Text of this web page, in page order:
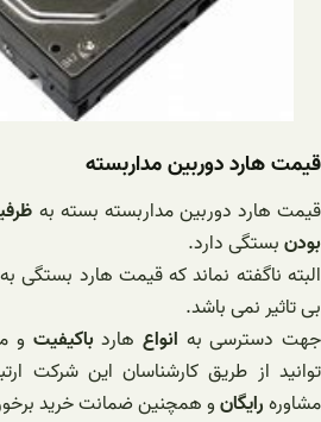
قیمت هارد دوربین مداربسته
قیمت هارد دوربین مداربسته بسته به
بودنبستگی دارد.
البته ناگفته نماند که قیمت هارد بستگی
بی تاثیر نمی باشد.
جهت دسترسی به انواع هاردباکیفیت و
توانید از طریق کارشناسان این شرکت
مشاورهرایگانو همچنین ضمانت خرید